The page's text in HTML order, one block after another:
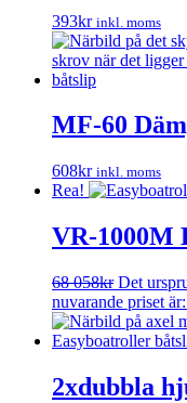
393kr inkl. moms
MF-60
608kr inkl. moms
Rea!
VR-1000M
68 058kr Det
nuvarande priset
2xdubbla